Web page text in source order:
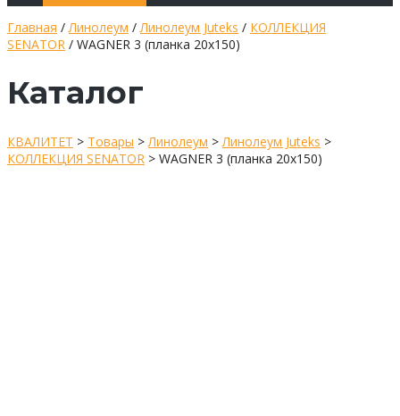
Главная /Линолеум /Линолеум Juteks / КОЛЛЕКЦИЯ
SENATOR / WAGNER 3 (планка 20х150)
Каталог
КВАЛИТЕТ > Товары >Линолеум >Линолеум Juteks >
КОЛЛЕКЦИЯ SENATOR > WAGNER 3 (планка 20х150)